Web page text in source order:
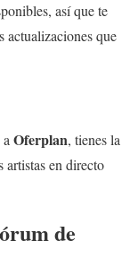
así que te
actualizaciones que
Oferplan, tienes la
artistas en directo
de